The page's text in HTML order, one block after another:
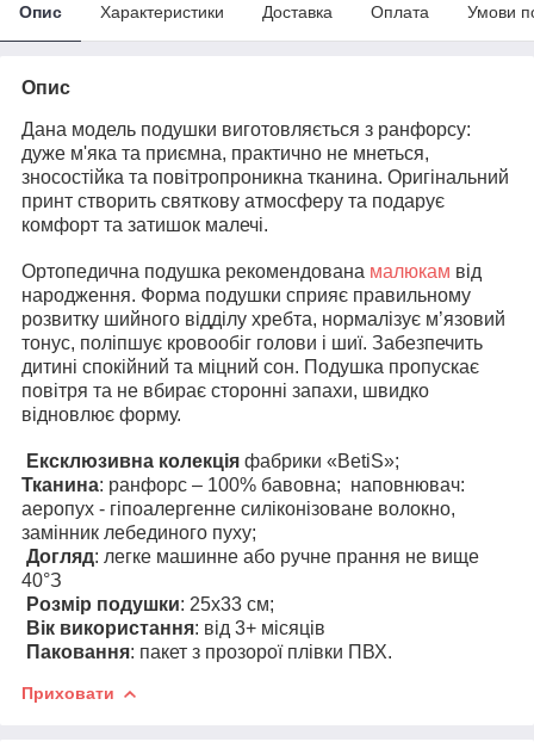
Опис Характеристики Доставка Оплата Умови
Опис
Дана модель подушки виготовляється з ранфорсу:
дуже м'яка та приємна, практично не мнеться,
зносостійка та повітропроникна тканина. Оригінальний
принт створить святкову атмосферу та подарує
комфорт та затишок малечі.
Ортопедична подушка рекомендована малюкам від
народження. Форма подушки сприяє правильному
розвитку шийного відділу хребта, нормалізує м’язовий
тонус, поліпшує кровообіг голови і шиї. Забезпечить
дитині спокійний та міцний сон. Подушка пропускає
повітря та не вбирає сторонні запахи, швидко
відновлює форму.
Ексклюзивна колекція фабрики «ВetiS»;
Тканина: ранфорс – 100% бавовна; наповнювач:
аеропух - гіпоалергенне силіконізоване волокно,
замінник лебединого пуху;
Догляд: легке машинне або ручне прання не вище
40°З
Розмір подушки: 25х33 см;
Вік використання: від 3+ місяців
Паковання: пакет з прозорої плівки ПВХ.
Приховати